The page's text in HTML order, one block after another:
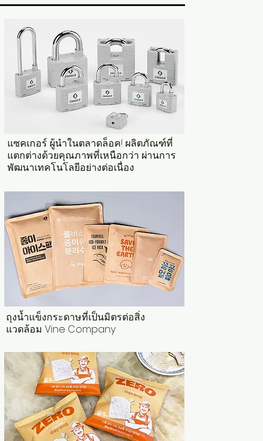
​แซคเกอร์ ผู้นำในตลาดล็อค! ผลิตภัณฑ์ที่
แตกต่างด้วยคุณภาพที่เหนือกว่า ผ่านการ
พัฒนาเทคโนโลยีอย่างต่อเนื่อง
ถุงน้ำแข็งกระดาษที่เป็นมิตรต่อสิ่ง
แวดล้อม Vine Company